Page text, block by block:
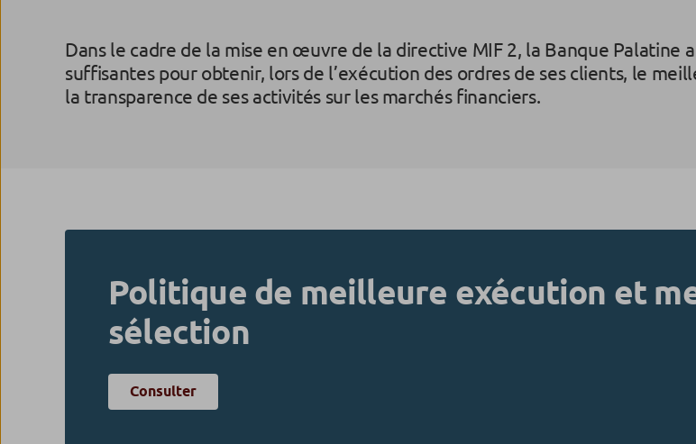
Dans le cadre de la mise en œuvre de la directive MIF 2, la Banque Palatine
suffisantes pour obtenir, lors de l’exécution des ordres de ses clients, le
la transparence de ses activités sur les marchés financiers.
Politique de meilleure exécution et
sélection
Consulter